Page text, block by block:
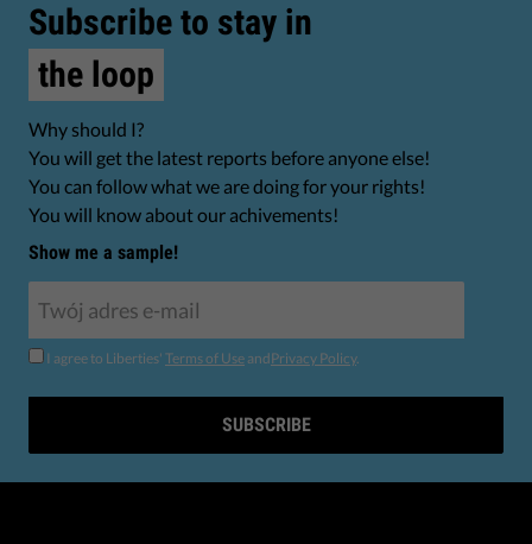
Subscribe to stay in
the loop
Why should I?
You will get the latest reports before anyone else!
You can follow what we are doing for your rights!
You will know about our achivements!
Show me a sample!
I agree to Liberties' Terms of Use andPrivacy Policy.
SUBSCRIBE